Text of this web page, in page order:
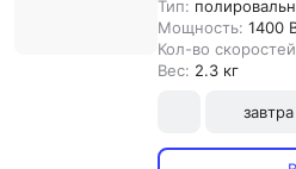
Тип:
Мощность: 1400
Кол-во
Вес: 2.3 кг
завтра